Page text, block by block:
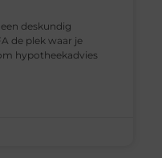
deskundig
de plek waar je
hypotheekadvies